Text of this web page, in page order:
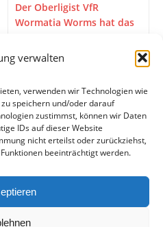
verwalten
verwenden wir Technologien wie
speichern und/oder darauf
zustimmst, können wir Daten
IDs auf dieser Website
nicht erteilst oder zurückziehst,
beeinträchtigt werden.
Der Oberligist VfR
Wormatia Worms hat das
verlassen
Befreiungsschlag?
Wormser zeigen sich von
ihrer besten Seite
Wormatia siegt verdient
Wormatia – FC Homburg